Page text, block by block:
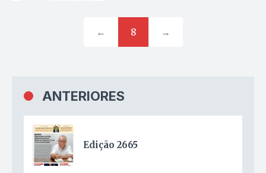
← 8 →
ANTERIORES
Edição 2665